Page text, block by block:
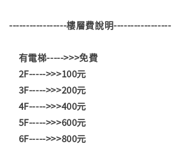
-----------------樓層費說明-----------------
有電梯----->>>免費
2F----->>>100元
3F----->>>200元
4F----->>>400元
5F----->>>600元
6F----->>>800元